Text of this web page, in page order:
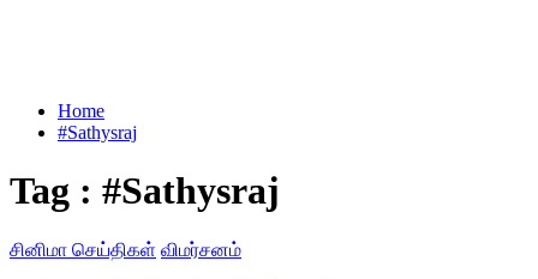
Home
#Sathysraj
Tag : #Sathysraj
சினிமா செய்திகள் விமர்சனம்